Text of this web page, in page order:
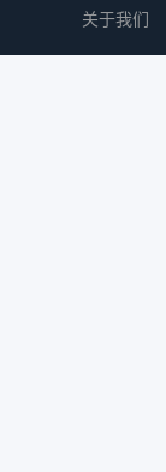
关于我们